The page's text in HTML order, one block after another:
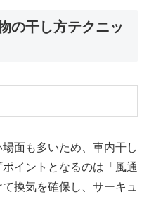
の干し方テクニッ
面も多いため、車内干し
イントとなるのは「風通
換気を確保し、サーキュ